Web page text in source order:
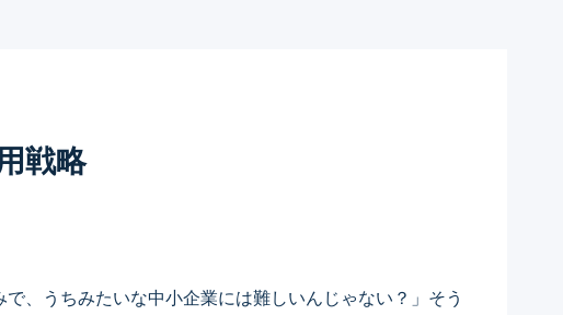
戦略
、うちみたいな中小企業には難しいんじゃない？」そう